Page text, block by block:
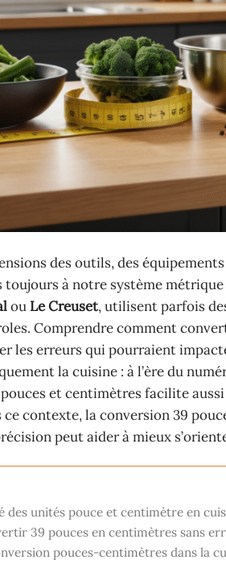
des outils, des
à notre système
ou Le Creuset, utilisent parfois
Comprendre comment
les erreurs qui pourraient
la cuisine : à l’ère du
et centimètres facilite aussi
contexte, la conversion 39
peut aider à mieux
des unités pouce et centimètre en
39 pouces en centimètres sans
pouces-centimètres dans la